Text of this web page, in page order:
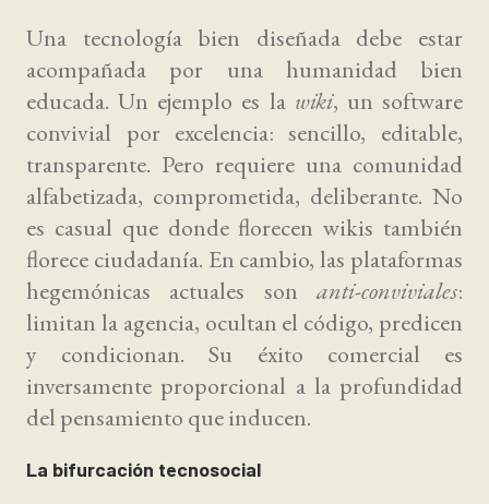
Una tecnología bien diseñada debe estar
acompañada por una humanidad bien
educada. Un ejemplo es la wiki, un software
convivial por excelencia: sencillo, editable,
transparente. Pero requiere una comunidad
alfabetizada, comprometida, deliberante. No
es casual que donde florecen wikis también
florece ciudadanía. En cambio, las plataformas
hegemónicas actuales son anti-conviviales:
limitan la agencia, ocultan el código, predicen
y condicionan. Su éxito comercial es
inversamente proporcional a la profundidad
del pensamiento que inducen.
La bifurcación tecnosocial